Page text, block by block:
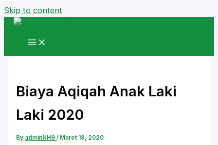
Skip to content
Biaya Aqiqah Anak Laki
Laki 2020
By adminNH9/ Maret 18, 2020